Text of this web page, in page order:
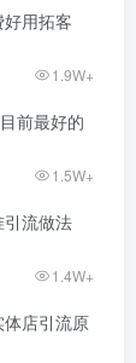
用拓客
1.9W+
前最好的
1.5W+
流做法
1.4W+
店引流原